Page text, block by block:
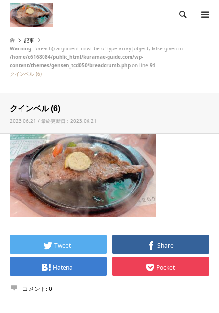
検索
記事
Warning: foreach() argument must be of type array|object, false given in
/home/c6168084/public_html/kuramae-guide.com/wp-
content/themes/gensen_tcd050/breadcrumb.php on line 94
クインベル (6)
クインベル (6)
2023.06.21 / 最終更新日：2023.06.21
Tweet Share
Hatena Pocket
コメント:0